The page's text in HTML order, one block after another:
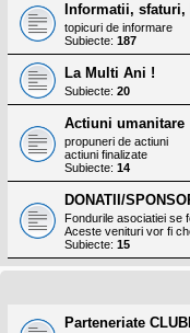
Informatii,
topicuri de informare
Subiecte: 187
La Multi Ani !
Subiecte: 20
Actiuni umanitare
propuneri de actiuni
actiuni finalizate
Subiecte: 14
DONATII/
Fondurile asociatiei se
Aceste venituri vor fi
Subiecte: 15
Parteneriate